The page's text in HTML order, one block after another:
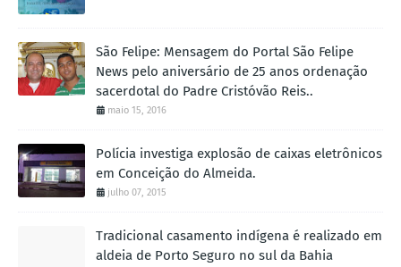
São Felipe: Mensagem do Portal São Felipe
News pelo aniversário de 25 anos ordenação
sacerdotal do Padre Cristóvão Reis..
maio 15, 2016
Polícia investiga explosão de caixas eletrônicos
em Conceição do Almeida.
julho 07, 2015
Tradicional casamento indígena é realizado em
aldeia de Porto Seguro no sul da Bahia